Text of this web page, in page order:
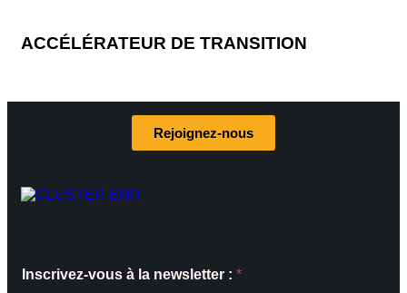
ACCÉLÉRATEUR DE TRANSITION
Rejoignez-nous
nInscrivez-vous à la newsletter : *